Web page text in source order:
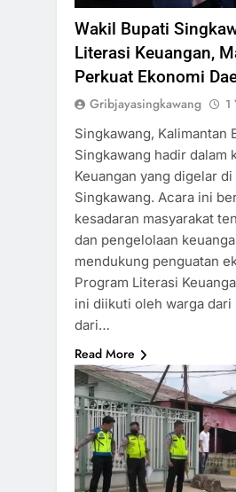
Wakil Bupati
Literasi Keuangan,
Perkuat Ekonomi
Gribjayasingkawang 1
Singkawang, Kalimantan
Singkawang hadir dalam
Keuangan yang digelar
Singkawang. Acara ini
kesadaran masyarakat
dan pengelolaan
mendukung penguatan
Program Literasi
ini diikuti oleh warga dari
dari…
Read More